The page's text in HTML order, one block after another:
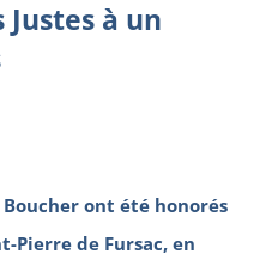
à un
ont été honorés
Pierre de Fursac, en